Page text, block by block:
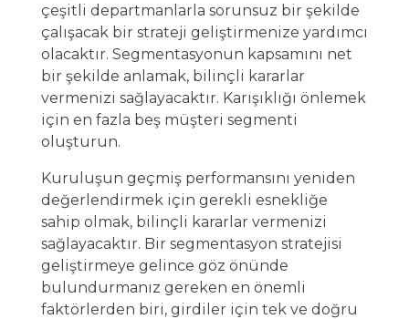
çeşitli departmanlarla sorunsuz bir şekilde
çalışacak bir strateji geliştirmenize yardımcı
olacaktır. Segmentasyonun kapsamını net
bir şekilde anlamak, bilinçli kararlar
vermenizi sağlayacaktır. Karışıklığı önlemek
için en fazla beş müşteri segmenti
oluşturun.
Kuruluşun geçmiş performansını yeniden
değerlendirmek için gerekli esnekliğe
sahip olmak, bilinçli kararlar vermenizi
sağlayacaktır. Bir segmentasyon stratejisi
geliştirmeye gelince göz önünde
bulundurmanız gereken en önemli
faktörlerden biri, girdiler için tek ve doğru